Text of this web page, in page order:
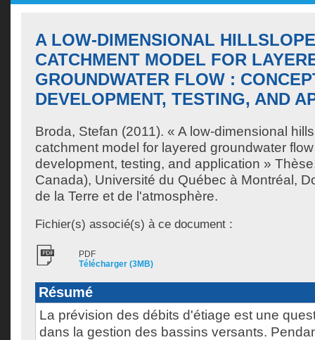
A LOW-DIMENSIONAL
CATCHMENT MODEL FOR
GROUNDWATER FLOW :
DEVELOPMENT, TESTING, AND
Broda, Stefan (2011). « A low-dimensional
catchment model for layered groundwater
development, testing, and application »
Canada), Université du Québec à Montréal,
de la Terre et de l'atmosphère.
Fichier(s) associé(s) à ce document :
PDF
Télécharger (3MB)
Résumé
La prévision des débits d'étiage est une
dans la gestion des bassins versants.